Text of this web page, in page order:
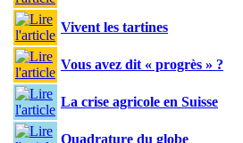
Vivent les tartines
Vous avez dit « progrès » ?
La crise agricole en Suisse
Quadrature du globe